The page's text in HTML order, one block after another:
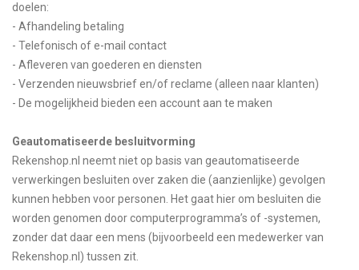
doelen:
- Afhandeling betaling
- Telefonisch of e-mail contact
- Afleveren van goederen en diensten
- Verzenden nieuwsbrief en/of reclame (alleen naar klanten)
- De mogelijkheid bieden een account aan te maken
Geautomatiseerde besluitvorming
Rekenshop.nl neemt niet op basis van geautomatiseerde
verwerkingen besluiten over zaken die (aanzienlijke) gevolgen
kunnen hebben voor personen. Het gaat hier om besluiten die
worden genomen door computerprogramma’s of -systemen,
zonder dat daar een mens (bijvoorbeeld een medewerker van
Rekenshop.nl) tussen zit.